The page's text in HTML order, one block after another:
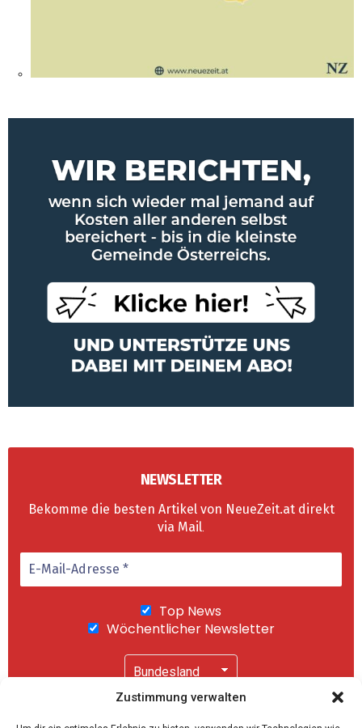
Zustimmung verwalten
NEWSLETTER
Bekomme die besten Artikel von NeueZeit.at direkt
via Mail.
Top News
Wöchentlicher Newsletter